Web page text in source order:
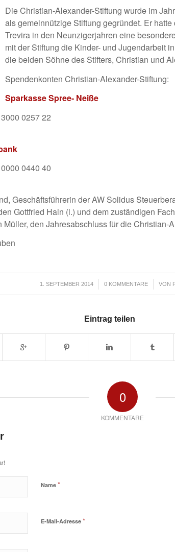
Die Christian-Alexander-Stiftung wurde im
als gemeinnützige Stiftung gegründet. Er
Trevira in den Neunzigerjahren eine
mit der Stiftung die Kinder- und Jugendarbeit
die beiden Söhne des Stifters, Christian und
Spendenkonten Christian-Alexander-Stiftung:
Sparkasse Spree- Neiße
0257 22
0440 40
Geschäftsführerin der AW Solidus
Gottfried Hain (l.) und dem zuständigen
Müller, den Jahresabschluss für die Christian-
1. SEPTEMBER 2014
/ 0 KOMMENTARE
/ VON
Eintrag teilen
0
KOMMENTARE
Name*
E-Mail-Adresse*